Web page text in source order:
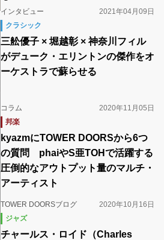
インタビュー
2021年04月09日
クラシック
三舩優子 × 堀越彰 × 神奈川フィル
がデューク・エリントンの傑作をオ
ーケストラで蘇らせる
コラム
2020年11月05日
邦楽
kyazmにTOWER DOORSから6つ
の質問 phaiやS亜TOHで活躍する
圧倒的なアウトプット量のマルチ・
アーティスト
TOWER DOORSブログ
2020年10月16日
ジャズ
チャールス・ロイド（Charles